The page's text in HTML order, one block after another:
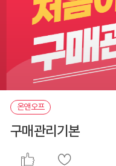
온앤오프
구매관리기본